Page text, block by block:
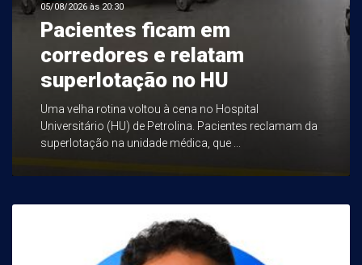
05/08/2026 às 20:30
Pacientes ficam em
corredores e relatam
superlotação no HU
Uma velha rotina voltou à cena no Hospital
Universitário (HU) de Petrolina. Pacientes reclamam da
superlotação na unidade médica, que ...